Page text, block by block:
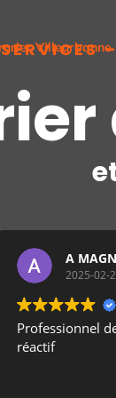
Villeurbanne
A
2025-02-
Professionnel
réactif